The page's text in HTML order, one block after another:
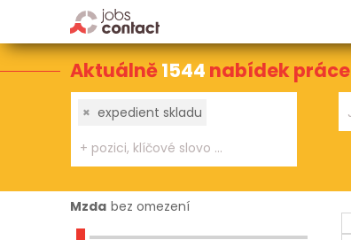
Aktuálně1544 nabídek práce
× expedient skladu
Mzda bez omezení